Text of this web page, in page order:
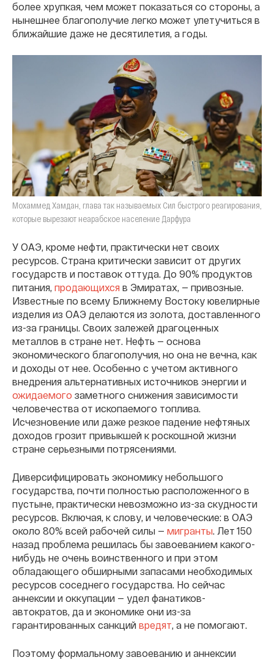
более хрупкая, чем может показаться со стороны, а
нынешнее благополучие легко может улетучиться в
ближайшие даже не десятилетия, а годы.
Мохаммед Хамдан, глава так называемых Сил быстрого реагирования,
которые вырезают неарабское население Дарфура
У ОАЭ, кроме нефти, практически нет своих
ресурсов. Страна критически зависит от других
государств и поставок оттуда. До 90% продуктов
питания, продающихся в Эмиратах, — привозные.
Известные по всему Ближнему Востоку ювелирные
изделия из ОАЭ делаются из золота, доставленного
из-за границы. Своих залежей драгоценных
металлов в стране нет. Нефть — основа
экономического благополучия, но она не вечна, как
и доходы от нее. Особенно с учетом активного
внедрения альтернативных источников энергии и
ожидаемого заметного снижения зависимости
человечества от ископаемого топлива.
Исчезновение или даже резкое падение нефтяных
доходов грозит привыкшей к роскошной жизни
стране серьезными потрясениями.
Диверсифицировать экономику небольшого
государства, почти полностью расположенного в
пустыне, практически невозможно из-за скудности
ресурсов. Включая, к слову, и человеческие: в ОАЭ
около 80% всей рабочей силы — мигранты. Лет 150
назад проблема решилась бы завоеванием какого-
нибудь не очень воинственного и при этом
обладающего обширными запасами необходимых
ресурсов соседнего государства. Но сейчас
аннексии и оккупации — удел фанатиков-
автократов, да и экономике они из-за
гарантированных санкций вредят, а не помогают.
Поэтому формальному завоеванию и аннексии